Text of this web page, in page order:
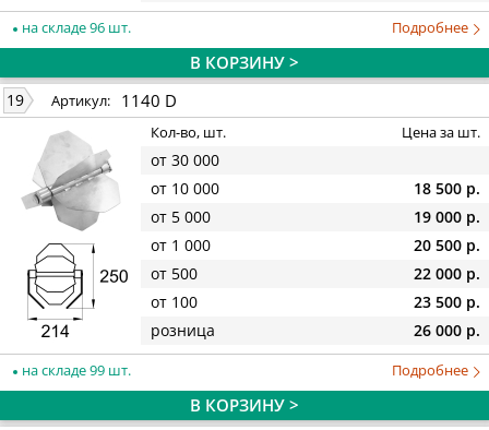
на складе 96 шт. Подробнее
В КОРЗИНУ >
19 Артикул: 1140 D
Кол-во, шт. Цена за шт.
от 30 000
от 10 000
18 500 р.
от 5 000
19 000 р.
от 1 000
20 500 р.
от 500
22 000 р.
от 100
23 500 р.
розница
26 000 р.
на складе 99 шт. Подробнее
В КОРЗИНУ >